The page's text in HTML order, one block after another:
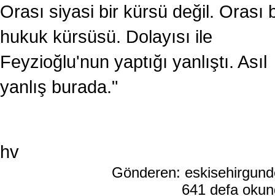
Orası siyasi bir kürsü değil. Orası
hukuk kürsüsü. Dolayısı ile
Feyzioğlu'nun yaptığı yanlıştı. Asıl
yanlış burada."
hv
Gönderen:
641 defa